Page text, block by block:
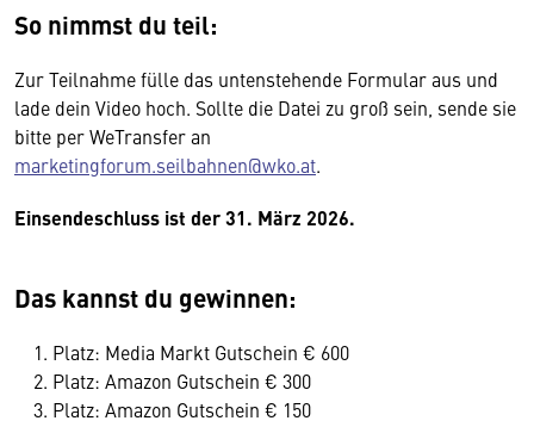
So nimmst du teil:
Zur Teilnahme fülle das untenstehende Formular aus und
lade dein Video hoch. Sollte die Datei zu groß sein, sende sie
bitte per WeTransfer an
marketingforum.seilbahnen@wko.at.
Einsendeschluss ist der 31. März 2026.
Das kannst du gewinnen:
Platz: Media Markt Gutschein € 600
Platz: Amazon Gutschein € 300
Platz: Amazon Gutschein € 150